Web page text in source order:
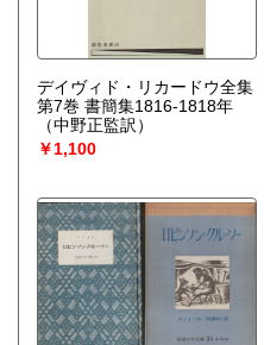
デイヴィド・リカードウ全集
第7巻 書簡集1816-1818年
（中野正監訳）
￥1,100